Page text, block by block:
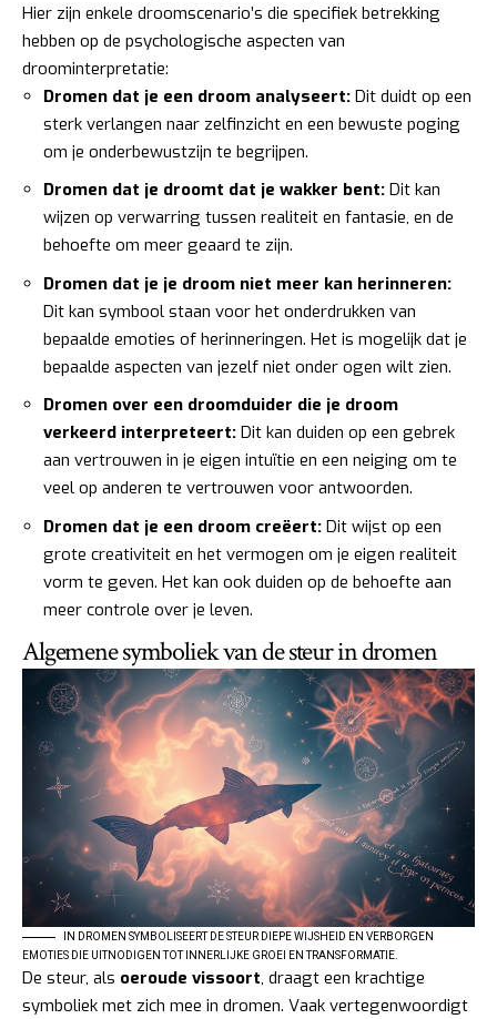
Hier zijn enkele droomscenario’s die specifiek betrekking
hebben op de psychologische aspecten van
droominterpretatie:
Dromen dat je een droom analyseert: Dit duidt op een
sterk verlangen naar zelfinzicht en een bewuste poging
om je onderbewustzijn te begrijpen.
Dromen dat je droomt dat je wakker bent: Dit kan
wijzen op verwarring tussen realiteit en fantasie, en de
behoefte om meer geaard te zijn.
Dromen dat je je droom niet meer kan herinneren:
Dit kan symbool staan voor het onderdrukken van
bepaalde emoties of herinneringen. Het is mogelijk dat je
bepaalde aspecten van jezelf niet onder ogen wilt zien.
Dromen over een droomduider die je droom
verkeerd interpreteert: Dit kan duiden op een gebrek
aan vertrouwen in je eigen intuïtie en een neiging om te
veel op anderen te vertrouwen voor antwoorden.
Dromen dat je een droom creëert: Dit wijst op een
grote creativiteit en het vermogen om je eigen realiteit
vorm te geven. Het kan ook duiden op de behoefte aan
meer controle over je leven.
Algemene symboliek van de steur in dromen
IN DROMEN SYMBOLISEERT DE STEUR DIEPE WIJSHEID EN VERBORGEN
EMOTIES DIE UITNODIGEN TOT INNERLIJKE GROEI EN TRANSFORMATIE.
De steur, als oeroude vissoort, draagt een krachtige
symboliek met zich mee in dromen. Vaak vertegenwoordigt